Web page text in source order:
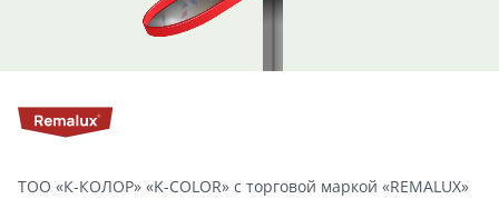
ТОО «К-КОЛОР» «K-COLOR» с торговой маркой «REMALUX»